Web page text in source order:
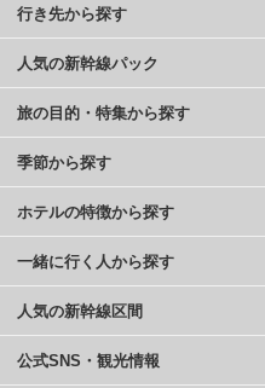
行き先から探す
人気の新幹線パック
旅の目的・特集から探す
季節から探す
ホテルの特徴から探す
一緒に行く人から探す
人気の新幹線区間
公式SNS・観光情報